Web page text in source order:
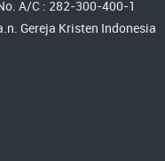
A/C : 282-300-400-1
Gereja Kristen Indonesia